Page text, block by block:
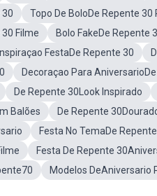
30
Topo De BoloDe Repente 30
Filme
Bolo FakeDe Repente
Inspiraçao FestaDe Repente 30
Decoraçao Para
De Repente 30Look Inspirado
Balões
De Repente
Festa No TemaDe
Festa De Repente
Modelos DeAniversario